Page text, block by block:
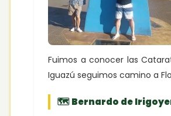
Fuimos a conocer las
Iguazú seguimos camino a
🗺 Bernardo de